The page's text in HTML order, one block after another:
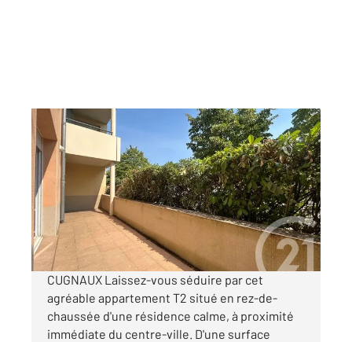
CUGNAUX 31
41,25 m
, 2 pièces
Ref : 69186
Appartement F2 à vendre
115 000 €
Visiter le site dédié
CUGNAUX Laissez-vous séduire par cet
agréable appartement T2 situé en rez-de-
chaussée d'une résidence calme, à proximité
immédiate du centre-ville. D'une surface